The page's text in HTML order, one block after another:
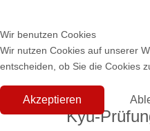
Kyu-
Wir benutzen Cookies
Wir nutzen Cookies auf unserer
entscheiden, ob Sie die Cookies
Akzeptieren